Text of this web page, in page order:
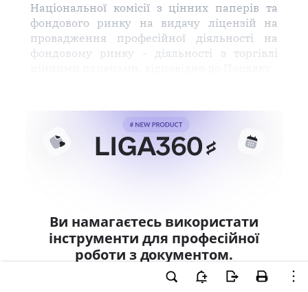
Національної комісії з цінних паперів та
фондового ринку на видачу ліцензій на
провадження професійної діяльності на
фондовому ринку - діяльності з торгівлі
Ви намагаєтесь використати
інструменти для професійної
роботи з документом.
Ці можливості доступні тільки користувачам
LIGA360. Залишайте заявку та отримайте